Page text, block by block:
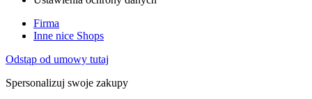
Firma
Inne nice Shops
Odstąp od umowy tutaj
Spersonalizuj swoje zakupy